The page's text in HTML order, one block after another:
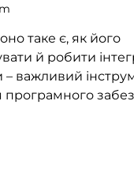
таке є, як його
й робити
важливий
програмного